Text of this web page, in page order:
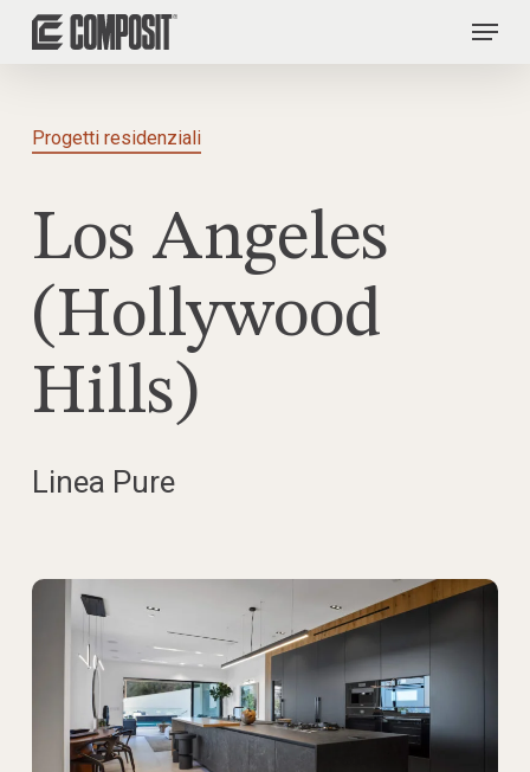
Skip
Menu
Progetti residenziali
Los Angeles
(Hollywood
Hills)
Linea Pure